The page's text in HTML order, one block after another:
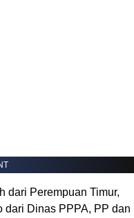
dari Perempuan Timur,
dari Dinas PPPA, PP dan